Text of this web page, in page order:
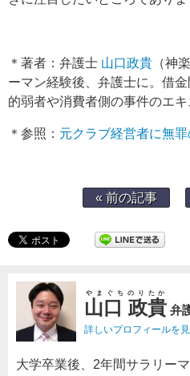
＊著者：弁護士 山口政貴 （神
ーマン経験後、弁護士に。借
的弱者や消費者側の事件のエキ
＊参照： 元クラブ経営者に無
« 前の記事
山口 政貴
やまぐちのりたか
弁
詳しいプロフィールを
大学卒業後、2年間サラリー